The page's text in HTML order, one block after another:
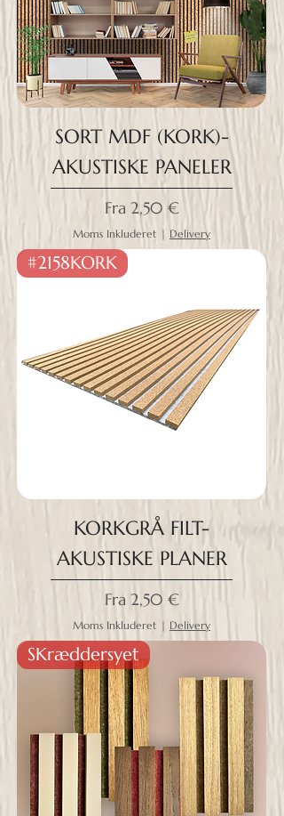
SORT MDF (KORK)-
AKUSTISKE PANELER
Fra 2,50 €
Salgspris
Moms Inkluderet | Delivery
#2158KORK
KORKGRÅ FILT-
AKUSTISKE PLANER
Fra 2,50 €
Salgspris
Moms Inkluderet | Delivery
SKræddersyet